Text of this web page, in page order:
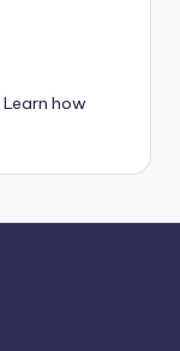
Learn how